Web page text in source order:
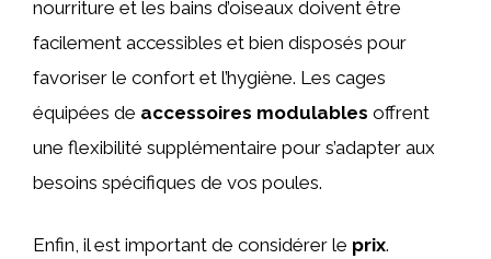
nourriture et les bains d’oiseaux doivent être
facilement accessibles et bien disposés pour
favoriser le confort et l’hygiène. Les cages
équipées de accessoires modulables offrent
une flexibilité supplémentaire pour s’adapter aux
besoins spécifiques de vos poules.
Enfin, il est important de considérer le prix.